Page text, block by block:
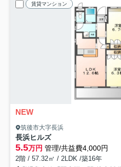
賃貸マンション
NEW
筑後市大字長浜
長浜ヒルズ
5.5万円 管理/共益費4,000円
2階 / 57.32㎡ / 2LDK /築16年